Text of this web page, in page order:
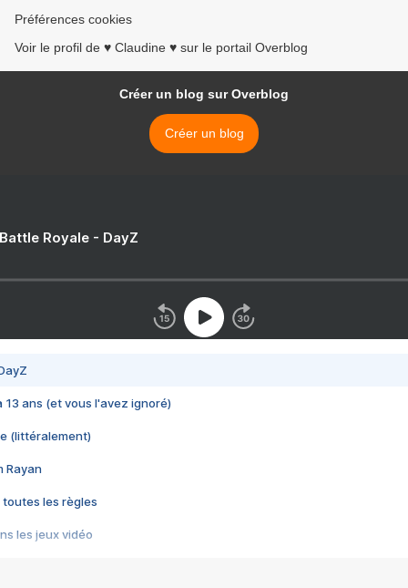
Préférences cookies
Voir le profil de ♥ Claudine ♥ sur le portail Overblog
Créer un blog sur Overblog
Créer un blog
Royale - DayZ
13 ans (et vous l'avez ignoré)
(littéralement)
Rayan
toutes les règles
les jeux vidéo